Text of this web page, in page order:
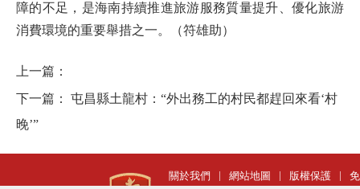
障的不足，是海南持續推進旅游服務質量提升、優化旅游
消費環境的重要舉措之一。（符雄助）
上一篇：
下一篇： 屯昌縣土龍村：“外出務工的村民都趕回來看‘村
晚’”